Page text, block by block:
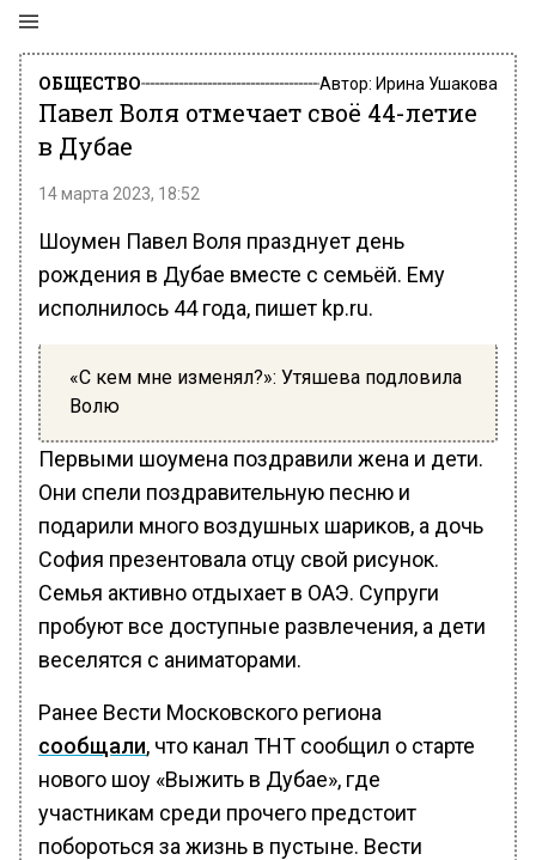
ОБЩЕСТВО Автор: Ирина Ушакова
Павел Воля отмечает своё 44-летие
в Дубае
14 марта 2023, 18:52
Шоумен Павел Воля празднует день
рождения в Дубае вместе с семьёй. Ему
исполнилось 44 года, пишет kp.ru.
«С кем мне изменял?»: Утяшева подловила
Волю
Первыми шоумена поздравили жена и дети.
Они спели поздравительную песню и
подарили много воздушных шариков, а дочь
София презентовала отцу свой рисунок.
Семья активно отдыхает в ОАЭ. Супруги
пробуют все доступные развлечения, а дети
веселятся с аниматорами.
Ранее Вести Московского региона
сообщали, что канал ТНТ сообщил о старте
нового шоу «Выжить в Дубае», где
участникам среди прочего предстоит
побороться за жизнь в пустыне. Вести